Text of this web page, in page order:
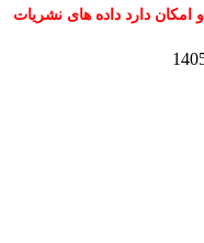
دارد داده های نشریات